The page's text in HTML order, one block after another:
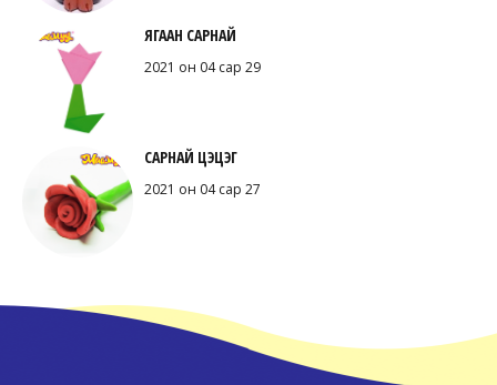
ЯГААН САРНАЙ
2021 он 04 сар 29
САРНАЙ ЦЭЦЭГ
2021 он 04 сар 27